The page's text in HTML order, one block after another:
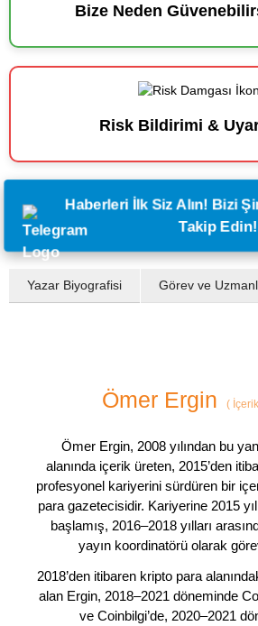
Bize Neden
Risk Bildirimi &
Haberleri İlk Siz Alın! Bizi
Takip Edin!
Yazar Biyografisi Görev ve
Ömer Ergin (
Ömer Ergin, 2008 yılından bu
alanında içerik üreten, 2015’den
profesyonel kariyerini sürdüren bir
para gazetecisidir. Kariyerine 2015
başlamış, 2016–2018 yılları
yayın koordinatörü olarak
2018’den itibaren kripto para
alan Ergin, 2018–2021 döneminde
ve Coinbilgi’de, 2020–2021